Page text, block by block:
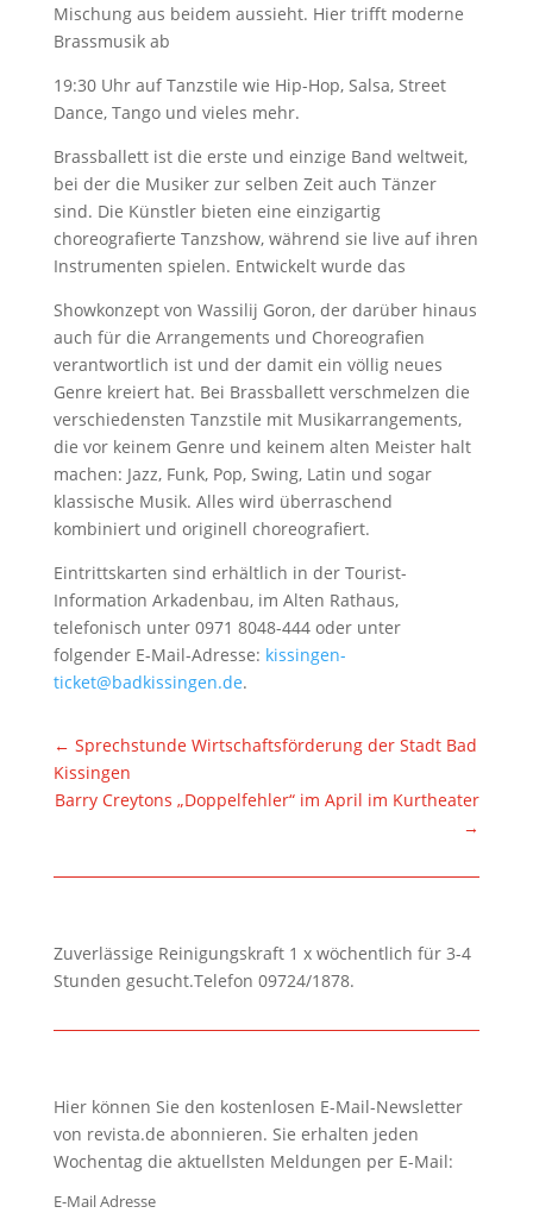
Mischung aus beidem aussieht. Hier trifft moderne
Brassmusik ab
19:30 Uhr auf Tanzstile wie Hip-Hop, Salsa, Street
Dance, Tango und vieles mehr.
Brassballett ist die erste und einzige Band weltweit,
bei der die Musiker zur selben Zeit auch Tänzer
sind. Die Künstler bieten eine einzigartig
choreografierte Tanzshow, während sie live auf ihren
Instrumenten spielen. Entwickelt wurde das
Showkonzept von Wassilij Goron, der darüber hinaus
auch für die Arrangements und Choreografien
verantwortlich ist und der damit ein völlig neues
Genre kreiert hat. Bei Brassballett verschmelzen die
verschiedensten Tanzstile mit Musikarrangements,
die vor keinem Genre und keinem alten Meister halt
machen: Jazz, Funk, Pop, Swing, Latin und sogar
klassische Musik. Alles wird überraschend
kombiniert und originell choreografiert.
Eintrittskarten sind erhältlich in der Tourist-
Information Arkadenbau, im Alten Rathaus,
telefonisch unter 0971 8048-444 oder unter
folgender E-Mail-Adresse: kissingen-
ticket@badkissingen.de.
← Sprechstunde Wirtschaftsförderung der Stadt Bad
Kissingen
Barry Creytons „Doppelfehler“ im April im Kurtheater
→
Zuverlässige Reinigungskraft 1 x wöchentlich für 3-4
Stunden gesucht.Telefon 09724/1878.
Hier können Sie den kostenlosen E-Mail-Newsletter
von revista.de abonnieren. Sie erhalten jeden
Wochentag die aktuellsten Meldungen per E-Mail:
E-Mail Adresse